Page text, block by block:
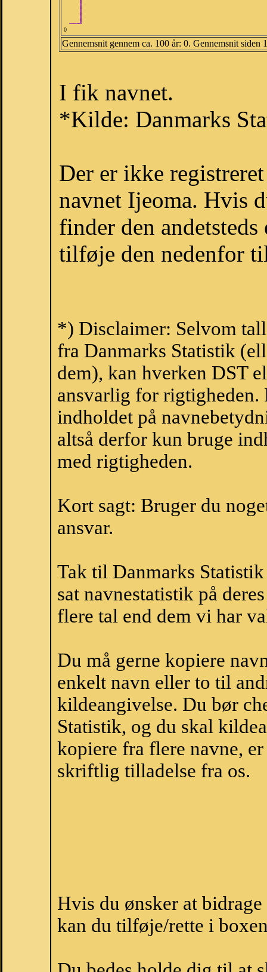
0
Gennemsnit gennem ca. 100 år: 0. Gennemsnit siden
I fik navnet.
*Kilde: Danmarks
Der er ikke
navnet Ijeoma. Hvis
finder den
tilføje den nedenfor
*) Disclaimer: Selvom
fra Danmarks Statistik
dem), kan hverken DST
ansvarlig for
indholdet på
altså derfor kun bruge
med rigtigheden.
Kort sagt: Bruger du
ansvar.
Tak til Danmarks
sat navnestatistik på
flere tal end dem vi har
Du må gerne kopiere
enkelt navn eller to til
kildeangivelse. Du bør
Statistik, og du skal
kopiere fra flere navne,
skriftlig tilladelse fra os.
Hvis du ønsker at
kan du tilføje/rette i